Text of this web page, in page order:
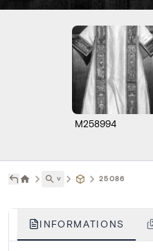
M258994
˅ 25086
INFORMATIONS